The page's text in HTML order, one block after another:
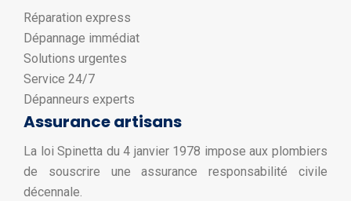
Réparation express
Dépannage immédiat
Solutions urgentes
Service 24/7
Dépanneurs experts
Assurance artisans
La loi Spinetta du 4 janvier 1978 impose aux plombiers
de souscrire une assurance responsabilité civile
décennale.